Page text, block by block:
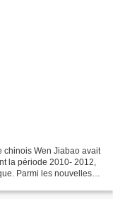
chinois Wen Jiabao avait
la période 2010- 2012,
Parmi les nouvelles